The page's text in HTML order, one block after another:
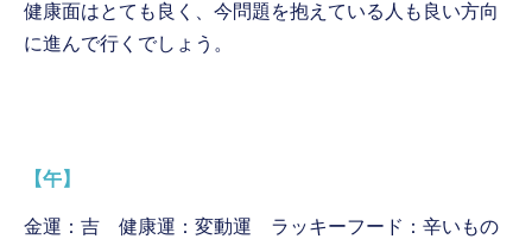
健康面はとても良く、今問題を抱えている人も良い方向
に進んで行くでしょう。
【午】
金運：吉 健康運：変動運 ラッキーフード：辛いもの